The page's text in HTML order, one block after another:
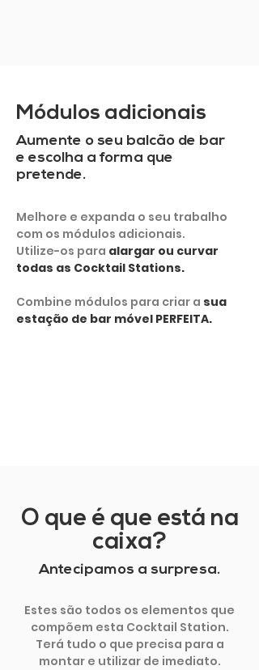
Módulos adicionais
Aumente o seu balcão de bar
e escolha a forma que
pretende.
Melhore e expanda o seu trabalho
com os módulos adicionais.
Utilize-os para alargar ou curvar
todas as Cocktail Stations.
Combine módulos para criar a sua
estação de bar móvel PERFEITA.
O que é que está na
caixa?
Antecipamos a surpresa.
Estes são todos os elementos que
compõem esta Cocktail Station.
Terá tudo o que precisa para a
montar e utilizar de imediato.